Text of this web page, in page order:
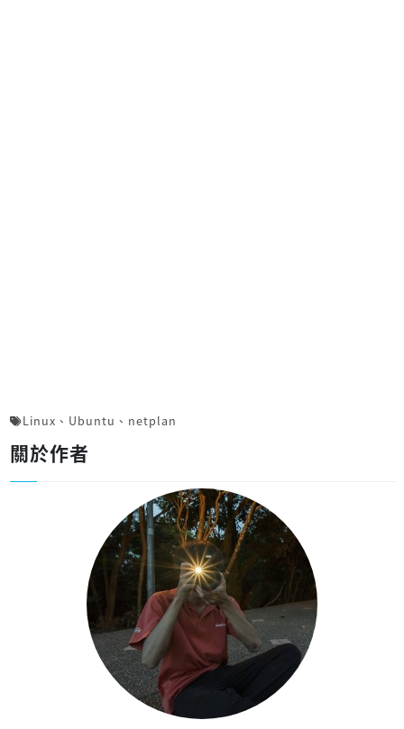
Linux 、 Ubuntu 、 netplan
關於作者